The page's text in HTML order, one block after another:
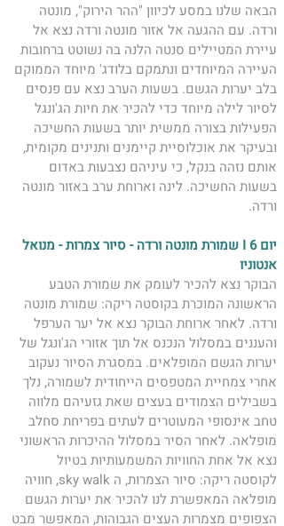
הבאה שלנו במסע לכיוון "ההר הירוק", מונטה
ורדה. עם ההגעה אל אזור מונטה ורדה נצא אל
עיירת המטיילים סנטה הלנה בה נשוטט ברחובות
העיירה המיוחדים ונתמקם בלודג' מיוחד הממוקם
בלב יערות הגשם. בשעות הערב נצא עם פנסים
לסיור לילה מיוחד כדי להכיר את חיות הג'ונגל
הפעילות בצורה ממשית יותר בשעות החשיכה
ובעיקר את אוכלוסיית קיימנים ותנינים מקומית,
אותם נזהה בנקל, כי עיניהם נצבעות באדום
בשעות החשיכה. לינה וארוחת ערב באזור מונטה
ורדה.
יום 6 I שמורת מונטה ורדה - סיור צמרות - מנואל
אנטוניו
הבוקר נצא להכיר לעומק את שמורת הטבע
הראשונה המוכרת בקוסטה ריקה: שמורת מונטה
ורדה. לאחר ארוחת הבוקר נצא אל יער הערפל
והעננים במסלול הנכנס אל תוך אזורי הג'ונגל של
יערות הגשם המופלאים. במסגרת הסיור נעקוב
אחרי צמחיית המטפסים הייחודית לשמורה, נלך
בשבילים הצמודים בעצים שאת גזעיהם מלווה
טחב אינסופי המעוטרים לעתים בפריחת סחלב
מופלאה. לאחר הסיר במסלול ההיכרות הראשוני
נצא אל אחת החוויות המשמעותיות בטיול
לקוסטה ריקה: סיור הצמרות, ה sky walk, חוויה
מופלאה המאפשרת לנו להכיר את יערות הגשם
הצפופים מצמרות העצים הגבוהות, המאפשר מבט